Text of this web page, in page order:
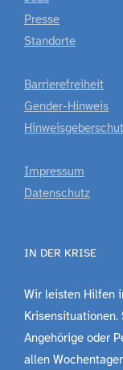
Presse
Standorte
Barrierefreiheit
Gender-Hinweis
Impressum
Datenschutz
IN DER KRISE
Wir leisten Hilfen
Krisensituationen.
Angehörige oder
allen